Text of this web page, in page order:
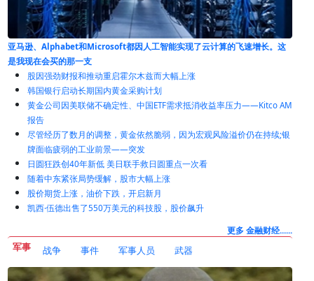
。这
股指从早期高点下跌，趋于混合
股因强劲财报和推动重启霍尔木兹而大幅上涨
韩国银行启动长期国内黄金采购计划
黄金公司因美联储不确定性、中国ETF需求抵消收益率压力——Kitco AM
报告
尽管经历了数月的调整，黄金依然脆弱，因为宏观风险溢价仍在持续;银
牌面临疲弱的工业前景——突发
日圆狂跌创40年新低 美日联手救日圆重点一次看
随着中东紧张局势缓解，股市大幅上涨
股价期货上涨，油价下跌，开启新月
更多 金融财经......